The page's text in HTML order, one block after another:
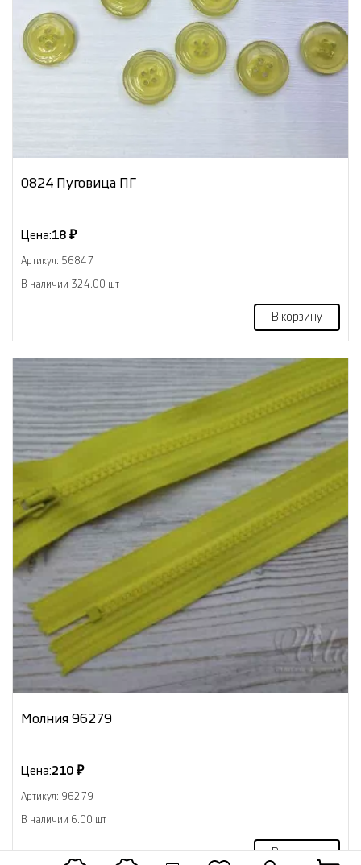
0824 Пуговица ПГ
Цена:18 ₽
Артикул: 56847
В наличии 324.00 шт
В корзину
Молния 96279
Цена:210 ₽
Артикул: 96279
В наличии 6.00 шт
В корзину